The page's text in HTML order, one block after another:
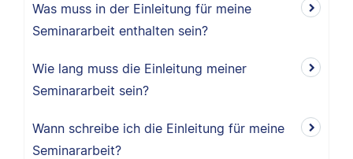
Was muss in der Einleitung für meine
Seminararbeit enthalten sein?
Wie lang muss die Einleitung meiner
Seminararbeit sein?
Wann schreibe ich die Einleitung für meine
Seminararbeit?